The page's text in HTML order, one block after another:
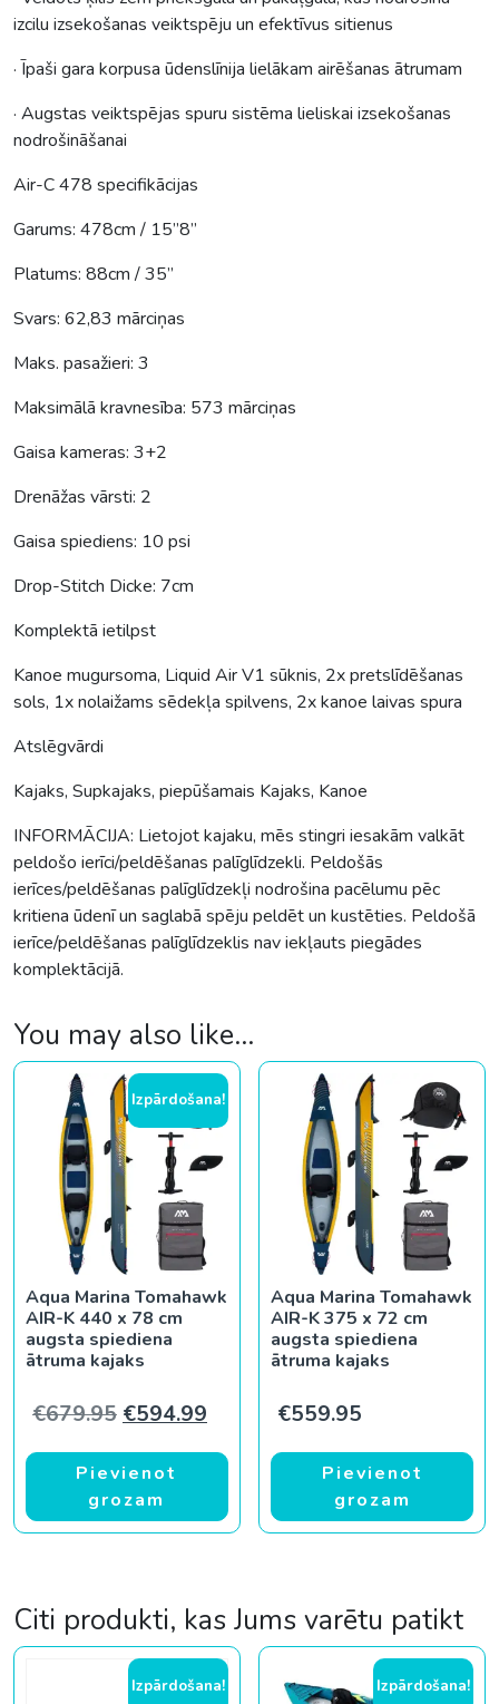
izcilu izsekošanas veiktspēju un efektīvus sitienus
· Īpaši gara korpusa ūdenslīnija lielākam airēšanas ātrumam
· Augstas veiktspējas spuru sistēma lieliskai izsekošanas
nodrošināšanai
Air-C 478 specifikācijas
Garums: 478cm / 15”8”
Platums: 88cm / 35”
Svars: 62,83 mārciņas
Maks. pasažieri: 3
Maksimālā kravnesība: 573 mārciņas
Gaisa kameras: 3+2
Drenāžas vārsti: 2
Gaisa spiediens: 10 psi
Drop-Stitch Dicke: 7cm
Komplektā ietilpst
Kanoe mugursoma, Liquid Air V1 sūknis, 2x pretslīdēšanas
sols, 1x nolaižams sēdekļa spilvens, 2x kanoe laivas spura
Atslēgvārdi
Kajaks, Supkajaks, piepūšamais Kajaks, Kanoe
INFORMĀCIJA: Lietojot kajaku, mēs stingri iesakām valkāt
peldošo ierīci/peldēšanas palīglīdzekli. Peldošās
ierīces/peldēšanas palīglīdzekļi nodrošina pacēlumu pēc
kritiena ūdenī un saglabā spēju peldēt un kustēties. Peldošā
ierīce/peldēšanas palīglīdzeklis nav iekļauts piegādes
komplektācijā.
You may also like…
Izpārdošana!
Aqua Marina Tomahawk
AIR-K 440 x 78 cm
augsta spiediena
ātruma kajaks
€679.95 Original price was: €679.95.
€594.99 Current price is: €594.99.
Pievienot
grozam
Aqua Marina Tomahawk
AIR-K 375 x 72 cm
augsta spiediena
ātruma kajaks
€559.95
Pievienot
grozam
Citi produkti, kas Jums varētu patikt
Izpārdošana! Izpārdošana!